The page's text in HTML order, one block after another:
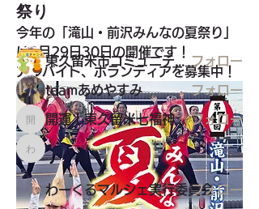
祭り
今年の「滝山・前沢みんなの夏祭り」
は8月29日30日の開催です！
アルバイト、ボランティアを募集中！
メンバー
東久留米市コミュニティサイト運営委員会 フォロー
teamあめやすみ フォロー
開運！東久留米七福神めぐり
開運！東久留米七福神めぐり フォロー
わーくるマルシェ実行委員会
わーくるマルシェ実行委員会フォロー